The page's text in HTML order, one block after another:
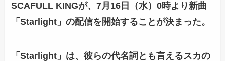
SCAFULL KINGが、7月16日（水）0時より新曲
「Starlight」の配信を開始することが決まった。
「Starlight」は、彼らの代名詞とも言えるスカの